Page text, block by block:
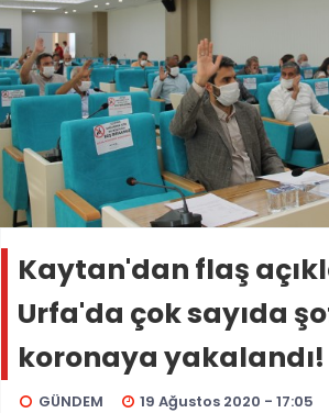
Kaytan'dan flaş
Urfa'da çok sayıda
koronaya yakalandı!
GÜNDEM 19 Ağustos 2020 - 17:05